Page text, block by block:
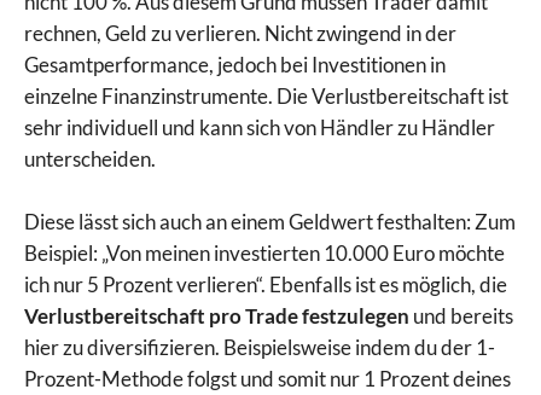
rechnen, Geld zu verlieren. Nicht zwingend in der
Gesamtperformance, jedoch bei Investitionen in
einzelne Finanzinstrumente. Die Verlustbereitschaft ist
sehr individuell und kann sich von Händler zu Händler
unterscheiden.
Diese lässt sich auch an einem Geldwert festhalten: Zum
Beispiel: „Von meinen investierten 10.000 Euro möchte
ich nur 5 Prozent verlieren“. Ebenfalls ist es möglich, die
Verlustbereitschaft pro Trade festzulegen und bereits
hier zu diversifizieren. Beispielsweise indem du der 1-
Prozent-Methode folgst und somit nur 1 Prozent deines